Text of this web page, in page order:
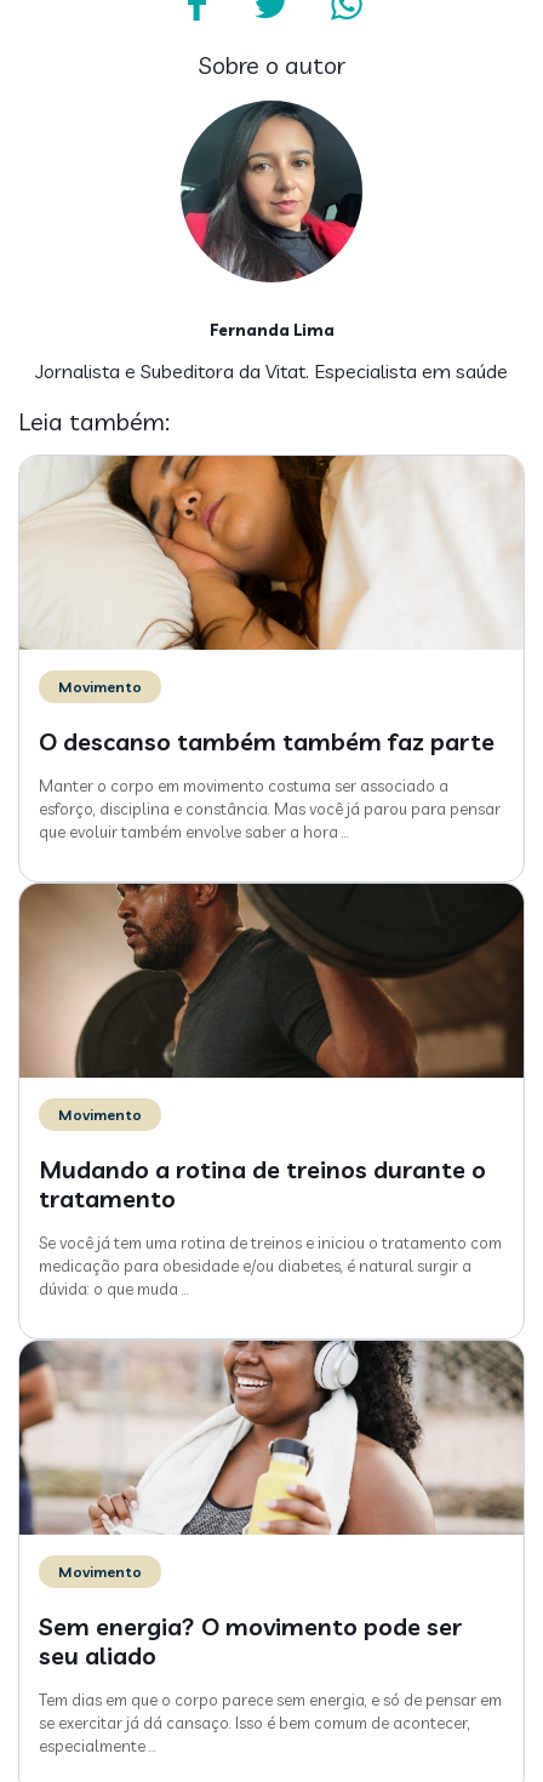
Sobre o autor
Fernanda Lima
Jornalista e Subeditora da Vitat. Especialista em saúde
Leia também:
Movimento
O descanso também também faz parte
Manter o corpo em movimento costuma ser associado a
esforço, disciplina e constância. Mas você já parou para pensar
que evoluir também envolve saber a hora …
Movimento
Mudando a rotina de treinos durante o
tratamento
Se você já tem uma rotina de treinos e iniciou o tratamento com
medicação para obesidade e/ou diabetes, é natural surgir a
dúvida: o que muda …
Movimento
Sem energia? O movimento pode ser
seu aliado
Tem dias em que o corpo parece sem energia, e só de pensar em
se exercitar já dá cansaço. Isso é bem comum de acontecer,
especialmente…